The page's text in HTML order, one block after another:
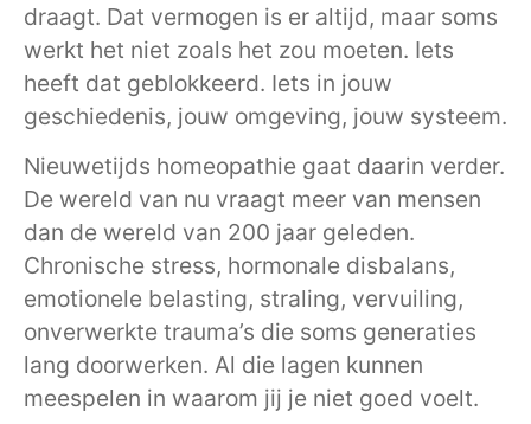
draagt. Dat vermogen is er altijd, maar soms
werkt het niet zoals het zou moeten. Iets
heeft dat geblokkeerd. Iets in jouw
geschiedenis, jouw omgeving, jouw systeem.
Nieuwetijds homeopathie gaat daarin verder.
De wereld van nu vraagt meer van mensen
dan de wereld van 200 jaar geleden.
Chronische stress, hormonale disbalans,
emotionele belasting, straling, vervuiling,
onverwerkte trauma’s die soms generaties
lang doorwerken. Al die lagen kunnen
meespelen in waarom jij je niet goed voelt.